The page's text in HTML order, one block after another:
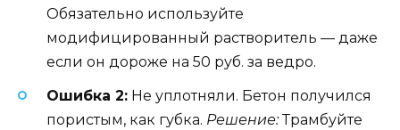
Обязательно используйте
модифицированный растворитель — даже
если он дороже на 50 руб. за ведро.
Ошибка 2: Не уплотняли. Бетон получился
пористым, как губка. Решение:Трамбуйте